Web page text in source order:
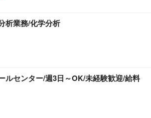
析業務/化学分析
ルセンター/週3日～OK/未経験歓迎/給料